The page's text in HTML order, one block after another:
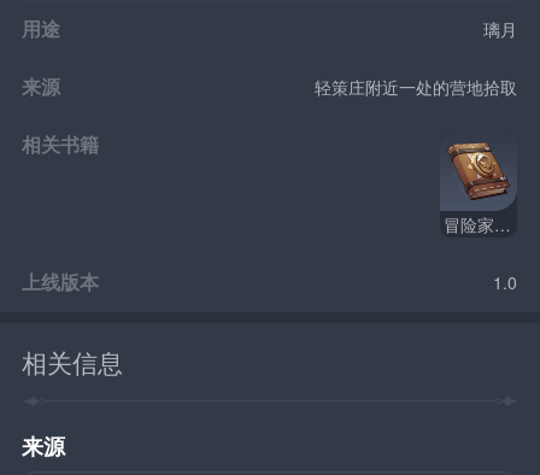
用途 璃月
来源 轻策庄附近一处的营地拾取
相关书籍
冒险家罗尔德的日志
上线版本 1.0
相关信息
来源